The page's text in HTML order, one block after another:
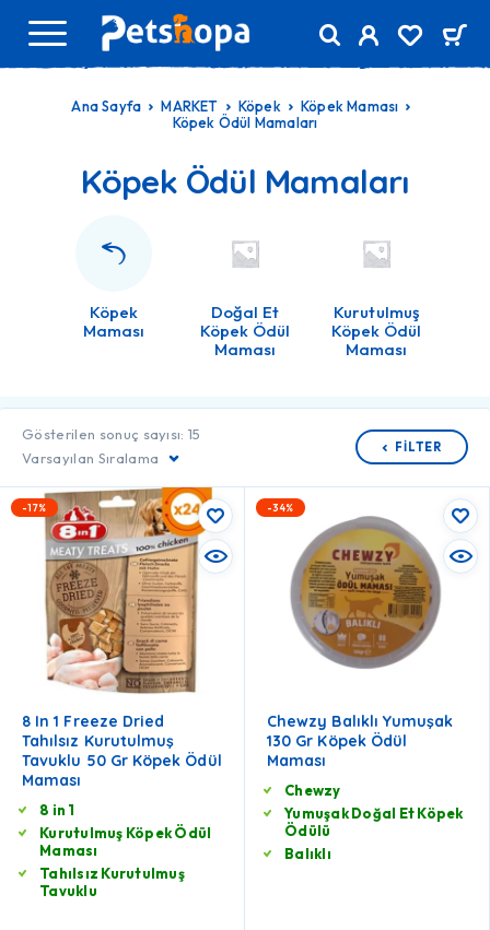
Ana Sayfa MARKET Köpek
Köpek Maması
Köpek Ödül Mamaları
Köpek Ödül Mamaları
Köpek
Maması
Doğal Et
Köpek Ödül
Maması
Kurutulmuş
Köpek Ödül
Maması
Gösterilen sonuç sayısı: 15
Varsayılan Sıralama
FILTER
-17%
8 In 1 Freeze Dried
Tahılsız Kurutulmuş
Tavuklu 50 Gr Köpek Ödül
Maması
8 in 1
Kurutulmuş Köpek Ödül
Maması
Tahılsız Kurutulmuş
Tavuklu
-34%
Chewzy Balıklı Yumuşak
130 Gr Köpek Ödül
Maması
Chewzy
Yumuşak Doğal Et Köpek
Ödülü
Balıklı